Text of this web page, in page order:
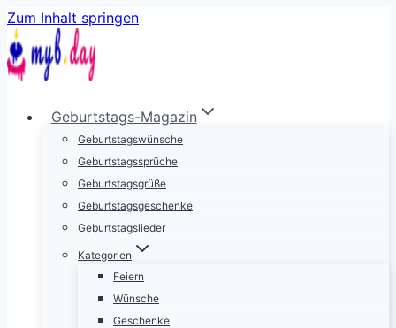
Zum Inhalt springen
Geburtstags-Magazin
Geburtstagswünsche
Geburtstagssprüche
Geburtstagsgrüße
Geburtstagsgeschenke
Geburtstagslieder
Kategorien
Feiern
Wünsche
Geschenke